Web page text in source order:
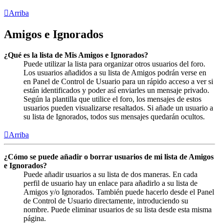
Arriba
Amigos e Ignorados
¿Qué es la lista de Mis Amigos e Ignorados?
Puede utilizar la lista para organizar otros usuarios del foro.
Los usuarios añadidos a su lista de Amigos podrán verse en
en Panel de Control de Usuario para un rápido acceso a ver si
están identificados y poder así enviarles un mensaje privado.
Según la plantilla que utilice el foro, los mensajes de estos
usuarios pueden visualizarse resaltados. Si añade un usuario a
su lista de Ignorados, todos sus mensajes quedarán ocultos.
Arriba
¿Cómo se puede añadir o borrar usuarios de mi lista de Amigos
e Ignorados?
Puede añadir usuarios a su lista de dos maneras. En cada
perfil de usuario hay un enlace para añadirlo a su lista de
Amigos y/o Ignorados. También puede hacerlo desde el Panel
de Control de Usuario directamente, introduciendo su
nombre. Puede eliminar usuarios de su lista desde esta misma
página.